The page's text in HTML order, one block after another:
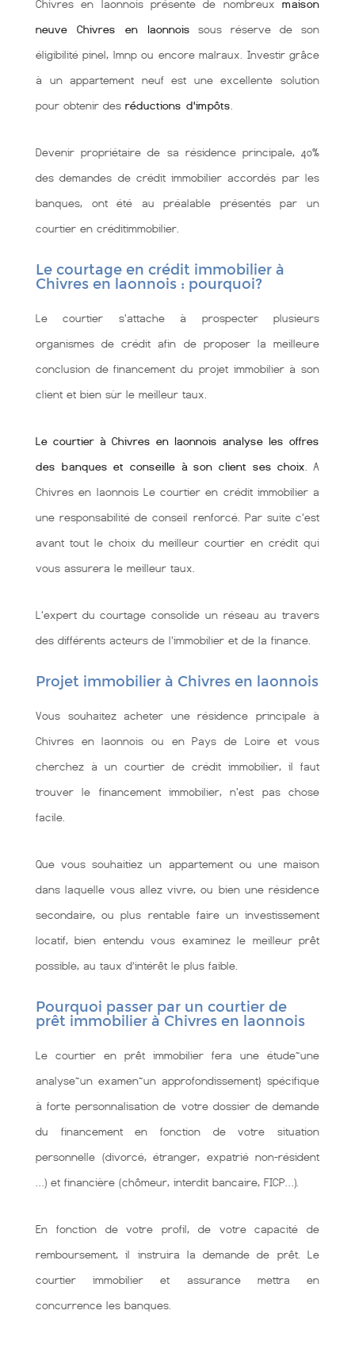
Chivres en laonnois présente de nombreux maison
neuve Chivres en laonnois sous réserve de son
éligibilité pinel, lmnp ou encore malraux. Investir grâce
à un appartement neuf est une excellente solution
pour obtenir des réductions d'impôts
Devenir propriétaire de sa résidence principale, 40%
des demandes de crédit immobilier accordés par les
banques, ont été au préalable présentés par un
courtier en créditimmobilier.
Le courtage en crédit immobilier à
Chivres en laonnois : pourquoi?
Le courtier s'attache à prospecter plusieurs
organismes de crédit afin de proposer la meilleure
conclusion de financement du projet immobilier à son
client et bien sùr le meilleur taux.
Le courtier à Chivres en laonnois analyse les offres
des banques et conseille à son client ses choix . A
Chivres en laonnois Le courtier en crédit immobilier a
une responsabilité de conseil renforcé. Par suite c'est
avant tout le choix du meilleur courtier en crédit qui
vous assurera le meilleur taux.
L'expert du courtage consolide un réseau au travers
des différents acteurs de l'immobilier et de la finance.
Projet immobilier à Chivres en laonnois
Vous souhaitez acheter une résidence principale à
Chivres en laonnois ou en Pays de Loire et vous
cherchez à un courtier de crédit immobilier, il faut
trouver le financement immobilier, n'est pas chose
facile.
Que vous souhaitiez un appartement ou une maison
dans laquelle vous allez vivre, ou bien une résidence
secondaire, ou plus rentable faire un investissement
locatif, bien entendu vous examinez le meilleur prêt
possible, au taux d’intérêt le plus faible.
Pourquoi passer par un courtier de
prêt immobilier à Chivres en laonnois
Le courtier en prêt immobilier fera une étude~une
analyse~un examen~un approfondissement} spécifique
à forte personnalisation de votre dossier de demande
du financement en fonction de votre situation
personnelle (divorcé, étranger, expatrié non-résident
…) et financière (chômeur, interdit bancaire, FICP…).
En fonction de votre profil, de votre capacité de
remboursement, il instruira la demande de prêt. Le
courtier immobilier et assurance mettra en
concurrence les banques.